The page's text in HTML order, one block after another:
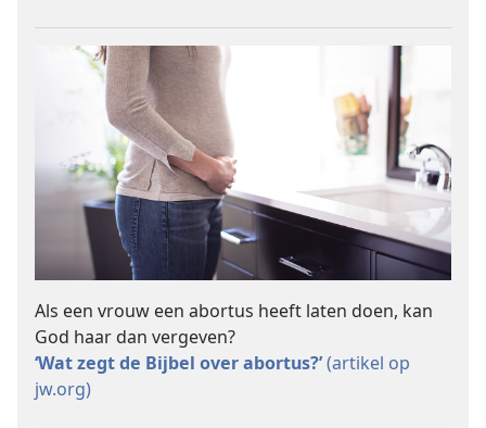
Als een vrouw een abortus heeft laten doen, kan
God haar dan vergeven?
‘Wat zegt de Bijbel over abortus?’(artikel op
jw.org)